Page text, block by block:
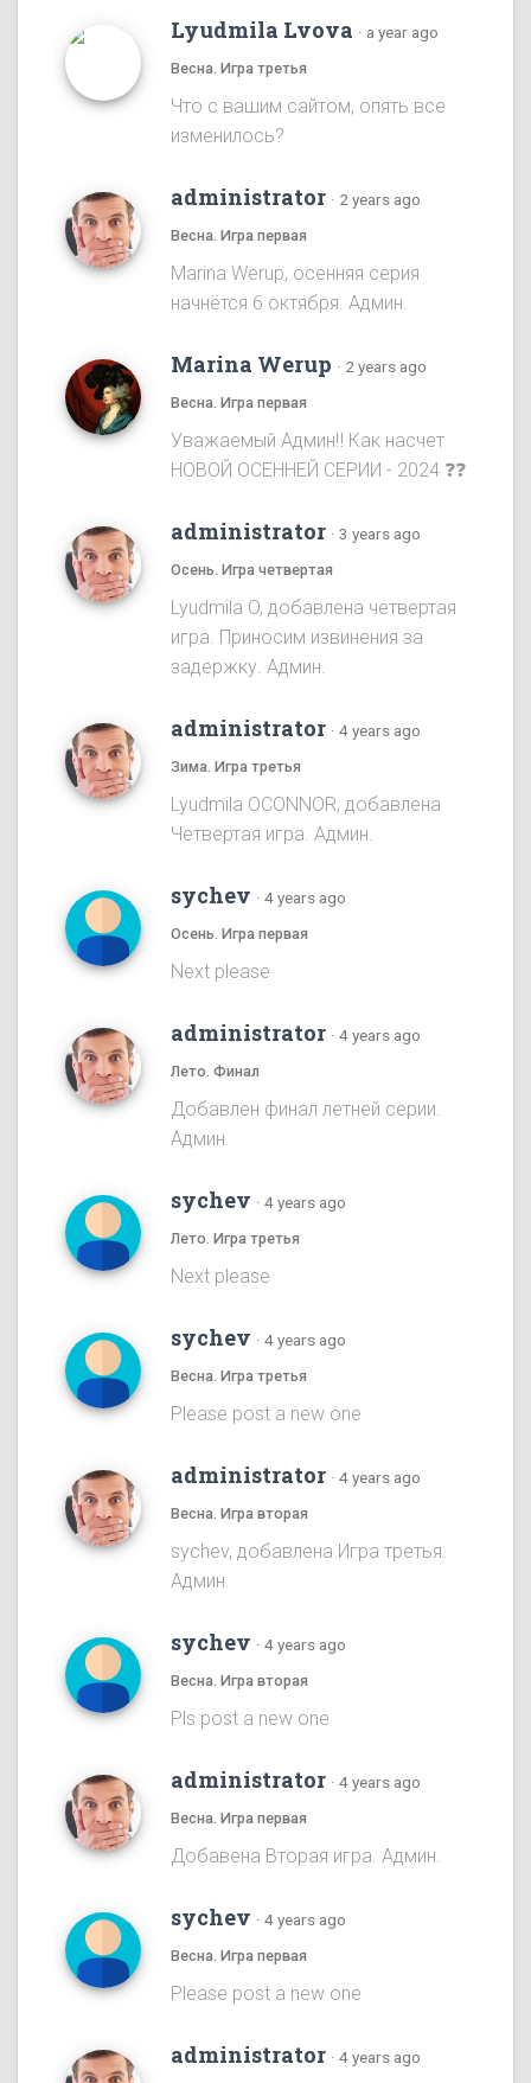
Lyudmila Lvova · a year ago
Весна. Игра третья
Что с вашим сайтом, опять все
изменилось?
administrator · 2 years ago
Весна. Игра первая
Marina Werup, осенняя серия
начнётся 6 октября. Админ.
Marina Werup · 2 years ago
Весна. Игра первая
Уважаемый Админ‼️ Как насчет
НОВОЙ ОСЕННЕЙ СЕРИИ - 2024 ❓❓
administrator · 3 years ago
Осень. Игра четвертая
Lyudmila O, добавлена четвертая
игра. Приносим извинения за
задержку. Админ.
administrator · 4 years ago
Зима. Игра третья
Lyudmila OCONNOR, добавлена
Четвертая игра. Админ.
sychev · 4 years ago
Осень. Игра первая
Next please
administrator · 4 years ago
Лето. Финал
Добавлен финал летней серии.
Админ.
sychev · 4 years ago
Лето. Игра третья
Next please
sychev · 4 years ago
Весна. Игра третья
Please post a new one
administrator · 4 years ago
Весна. Игра вторая
sychev, добавлена Игра третья.
Админ.
sychev · 4 years ago
Весна. Игра вторая
Pls post a new one
administrator · 4 years ago
Весна. Игра первая
Добавена Вторая игра. Админ.
sychev · 4 years ago
Весна. Игра первая
Please post a new one
administrator · 4 years ago